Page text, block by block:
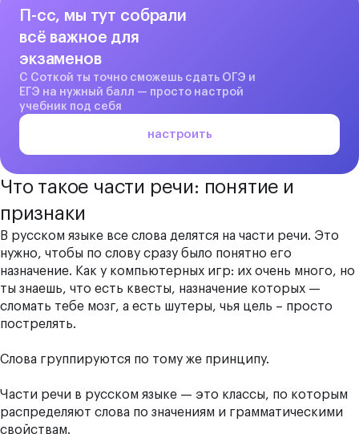
П-сс, мы тут собрали
всё важное для
экзаменов
С Соткой ты точно сможешь сдать ОГЭ и
ЕГЭ на нужный балл — просто настрой
учебник под себя
настроить
Что такое части речи: понятие и
признаки
В русском языке все слова делятся на части речи. Это
нужно, чтобы по слову сразу было понятно его
назначение. Как у компьютерных игр: их очень много, но
ты знаешь, что есть квесты, назначение которых —
сломать тебе мозг, а есть шутеры, чья цель – просто
пострелять.
Слова группируются по тому же принципу.
Части речи в русском языке — это классы, по которым
распределяют слова по значениям и грамматическими
свойствам.